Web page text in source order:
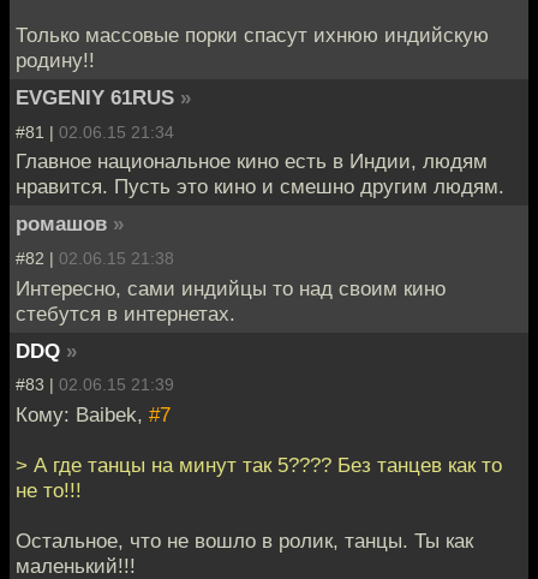
Только массовые порки спасут ихнюю индийскую
родину!!
EVGENIY 61RUS »
#81 | 02.06.15 21:34
Главное национальное кино есть в Индии, людям
нравится. Пусть это кино и смешно другим людям.
ромашов »
#82 | 02.06.15 21:38
Интересно, сами индийцы то над своим кино
стебутся в интернетах.
DDQ »
#83 | 02.06.15 21:39
Кому: Baibek, #7
> А где танцы на минут так 5???? Без танцев как то
не то!!!
Остальное, что не вошло в ролик, танцы. Ты как
маленький!!!